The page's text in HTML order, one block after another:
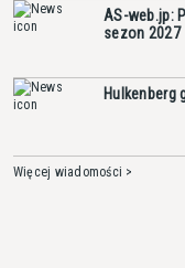
AS-web.jp:
sezon 2027
Więcej wiadomości >